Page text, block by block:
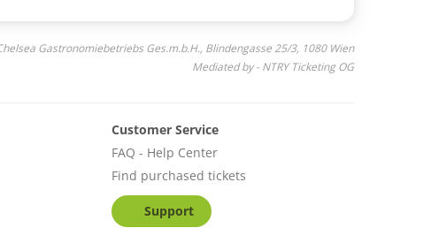
Gastronomiebetriebs Ges.m.b.H., Blindengasse 25/3, 1080 Wien
Mediated by - NTRY Ticketing OG
Customer Service
FAQ - Help Center
Find purchased tickets
Support